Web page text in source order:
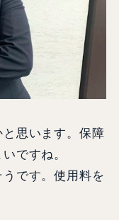
思います。保障
ですね。
です。使用料を